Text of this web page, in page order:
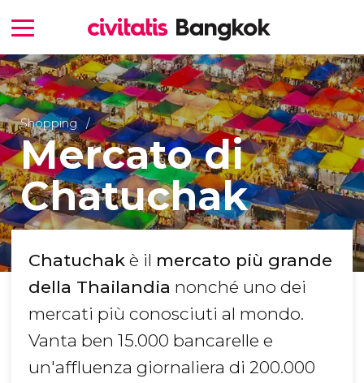
Shopping
Mercato di
Chatuchak
Chatuchak è il mercato più grande
della Thailandia nonché uno dei
mercati più conosciuti al mondo.
Vanta ben 15.000 bancarelle e
un'affluenza giornaliera di 200.000